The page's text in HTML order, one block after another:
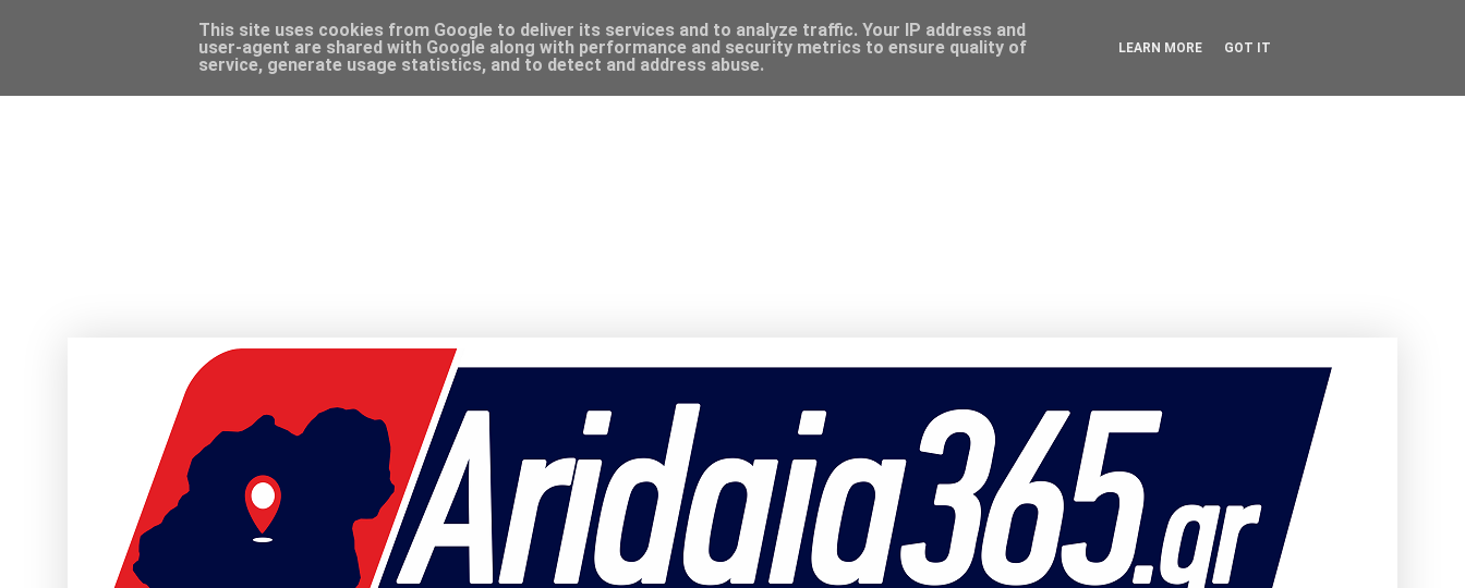
This site uses cookies from Google to deliver its services and to analyze traffic. Your IP address and
user-agent are shared with Google along with performance and security metrics to ensure quality of
service, generate usage statistics, and to detect and address abuse.
LEARN MORE GOT IT